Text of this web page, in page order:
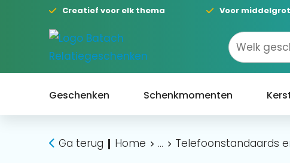
Creatief voor elk thema Voor
Geschenken Schenkmomenten
Ga terug Home ... Telefoonstandaards